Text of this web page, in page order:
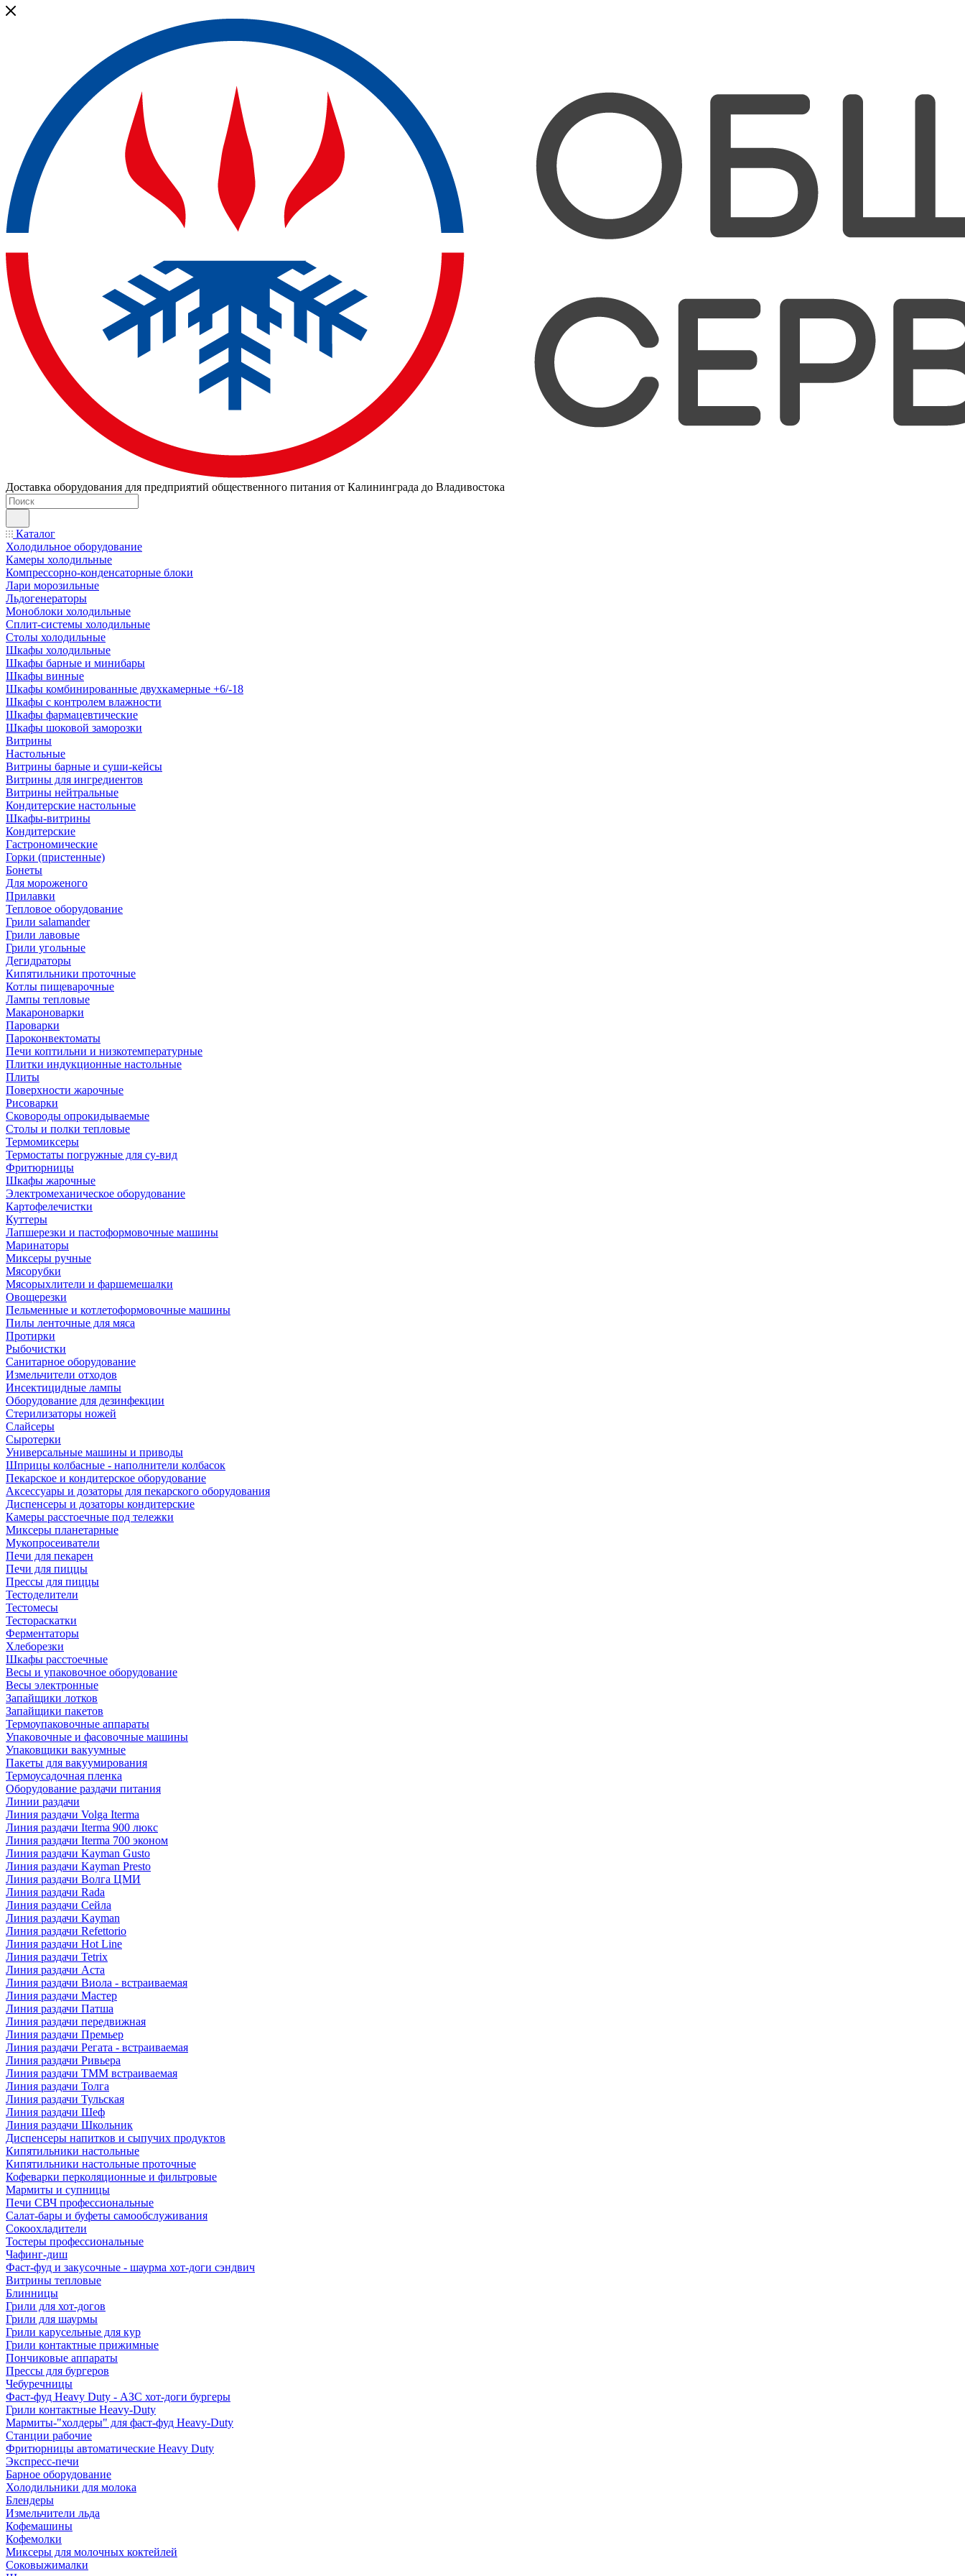
Доставка оборудования для предприятий общественного питания от Калининграда до Владивостока
Каталог
Холодильное оборудование
Камеры холодильные
Компрессорно-конденсаторные блоки
Лари морозильные
Льдогенераторы
Моноблоки холодильные
Сплит-системы холодильные
Столы холодильные
Шкафы холодильные
Шкафы барные и минибары
Шкафы винные
Шкафы комбинированные двухкамерные +6/-18
Шкафы с контролем влажности
Шкафы фармацевтические
Шкафы шоковой заморозки
Витрины
Настольные
Витрины барные и суши-кейсы
Витрины для ингредиентов
Витрины нейтральные
Кондитерские настольные
Шкафы-витрины
Кондитерские
Гастрономические
Горки (пристенные)
Бонеты
Для мороженого
Прилавки
Тепловое оборудование
Грили salamander
Грили лавовые
Грили угольные
Дегидраторы
Кипятильники проточные
Котлы пищеварочные
Лампы тепловые
Макароноварки
Пароварки
Пароконвектоматы
Печи коптильни и низкотемпературные
Плитки индукционные настольные
Плиты
Поверхности жарочные
Рисоварки
Сковороды опрокидываемые
Столы и полки тепловые
Термомиксеры
Термостаты погружные для су-вид
Фритюрницы
Шкафы жарочные
Электромеханическое оборудование
Картофелечистки
Куттеры
Лапшерезки и пастоформовочные машины
Маринаторы
Миксеры ручные
Мясорубки
Мясорыхлители и фаршемешалки
Овощерезки
Пельменные и котлетоформовочные машины
Пилы ленточные для мяса
Протирки
Рыбочистки
Санитарное оборудование
Измельчители отходов
Инсектицидные лампы
Оборудование для дезинфекции
Стерилизаторы ножей
Слайсеры
Сыротерки
Универсальные машины и приводы
Шприцы колбасные - наполнители колбасок
Пекарское и кондитерское оборудование
Аксессуары и дозаторы для пекарского оборудования
Диспенсеры и дозаторы кондитерские
Камеры расстоечные под тележки
Миксеры планетарные
Мукопросеиватели
Печи для пекарен
Печи для пиццы
Прессы для пиццы
Тестоделители
Тестомесы
Тестораскатки
Ферментаторы
Хлеборезки
Шкафы расстоечные
Весы и упаковочное оборудование
Весы электронные
Запайщики лотков
Запайщики пакетов
Термоупаковочные аппараты
Упаковочные и фасовочные машины
Упаковщики вакуумные
Пакеты для вакуумирования
Термоусадочная пленка
Оборудование раздачи питания
Линии раздачи
Линия раздачи Volga Iterma
Линия раздачи Iterma 900 люкс
Линия раздачи Iterma 700 эконом
Линия раздачи Kayman Gusto
Линия раздачи Kayman Presto
Линия раздачи Волга ЦМИ
Линия раздачи Rada
Линия раздачи Сейла
Линия раздачи Kayman
Линия раздачи Refettorio
Линия раздачи Hot Line
Линия раздачи Tetrix
Линия раздачи Аста
Линия раздачи Виола - встраиваемая
Линия раздачи Мастер
Линия раздачи Патша
Линия раздачи передвижная
Линия раздачи Премьер
Линия раздачи Регата - встраиваемая
Линия раздачи Ривьера
Линия раздачи ТММ встраиваемая
Линия раздачи Толга
Линия раздачи Тульская
Линия раздачи Шеф
Линия раздачи Школьник
Диспенсеры напитков и сыпучих продуктов
Кипятильники настольные
Кипятильники настольные проточные
Кофеварки перколяционные и фильтровые
Мармиты и супницы
Печи СВЧ профессиональные
Салат-бары и буфеты самообслуживания
Сокоохладители
Тостеры профессиональные
Чафинг-диш
Фаст-фуд и закусочные - шаурма хот-доги сэндвич
Витрины тепловые
Блинницы
Грили для хот-догов
Грили для шаурмы
Грили карусельные для кур
Грили контактные прижимные
Пончиковые аппараты
Прессы для бургеров
Чебуречницы
Фаст-фуд Heavy Duty - АЗС хот-доги бургеры
Грили контактные Heavy-Duty
Мармиты-"холдеры" для фаст-фуд Heavy-Duty
Станции рабочие
Фритюрницы автоматические Heavy Duty
Экспресс-печи
Барное оборудование
Холодильники для молока
Блендеры
Измельчители льда
Кофемашины
Кофемолки
Миксеры для молочных коктейлей
Соковыжималки